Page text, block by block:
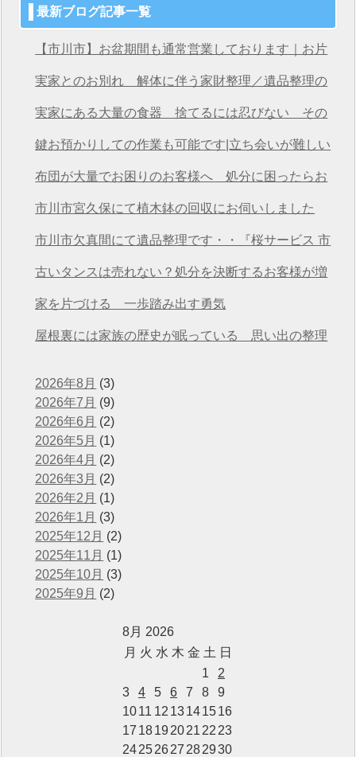
最新ブログ記事一覧
【市川市】お盆期間も通常営業しております｜お片
付け・不用品回収は桜サービス市川店へ
実家とのお別れ 解体に伴う家財整理／遺品整理の
桜サービス市川店
実家にある大量の食器 捨てるには忍びない その
想いを次につなげる
鍵お預かりしての作業も可能です|立ち会いが難しい
方も安心の遺品整理
布団が大量でお困りのお客様へ 処分に困ったらお
任せください
市川市宮久保にて植木鉢の回収にお伺いしました
市川市欠真間にて遺品整理です・・『桜サービス 市
川店』
古いタンスは売れない？処分を決断するお客様が増
えています
家を片づける 一歩踏み出す勇気
屋根裏には家族の歴史が眠っている 思い出の整理
2026年8月 (3)
2026年7月 (9)
2026年6月 (2)
2026年5月 (1)
2026年4月 (2)
2026年3月 (2)
2026年2月 (1)
2026年1月 (3)
2025年12月 (2)
2025年11月 (1)
2025年10月 (3)
2025年9月 (2)
8月 2026
月 火 水 木 金 土 日
1
2
3
4 5 6 7 8
9
1011 12 13141516
17 1819 2021 22 23
24252627 282930